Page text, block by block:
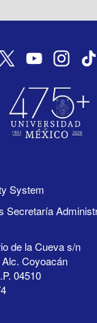
System
Secretaría
de la Cueva s/n
Coyoacán
04510